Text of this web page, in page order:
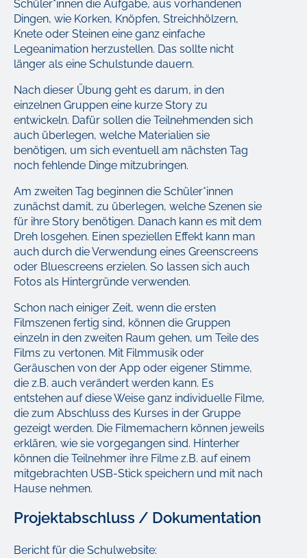
Schüler*innen die Aufgabe, aus vorhandenen
Dingen, wie Korken, Knöpfen, Streichhölzern,
Knete oder Steinen eine ganz einfache
Legeanimation herzustellen. Das sollte nicht
länger als eine Schulstunde dauern.
Nach dieser Übung geht es darum, in den
einzelnen Gruppen eine kurze Story zu
entwickeln. Dafür sollen die Teilnehmenden sich
auch überlegen, welche Materialien sie
benötigen, um sich eventuell am nächsten Tag
noch fehlende Dinge mitzubringen.
Am zweiten Tag beginnen die Schüler*innen
zunächst damit, zu überlegen, welche Szenen sie
für ihre Story benötigen. Danach kann es mit dem
Dreh losgehen. Einen speziellen Effekt kann man
auch durch die Verwendung eines Greenscreens
oder Bluescreens erzielen. So lassen sich auch
Fotos als Hintergründe verwenden.
Schon nach einiger Zeit, wenn die ersten
Filmszenen fertig sind, können die Gruppen
einzeln in den zweiten Raum gehen, um Teile des
Films zu vertonen. Mit Filmmusik oder
Geräuschen von der App oder eigener Stimme,
die z.B. auch verändert werden kann. Es
entstehen auf diese Weise ganz individuelle Filme,
die zum Abschluss des Kurses in der Gruppe
gezeigt werden. Die Filmemachern können jeweils
erklären, wie sie vorgegangen sind. Hinterher
können die Teilnehmer ihre Filme z.B. auf einem
mitgebrachten USB-Stick speichern und mit nach
Hause nehmen.
Projektabschluss / Dokumentation
Bericht für die Schulwebsite: